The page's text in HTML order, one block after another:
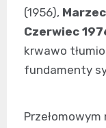
(1956),
Czerwiec
krwawo
fundamenty